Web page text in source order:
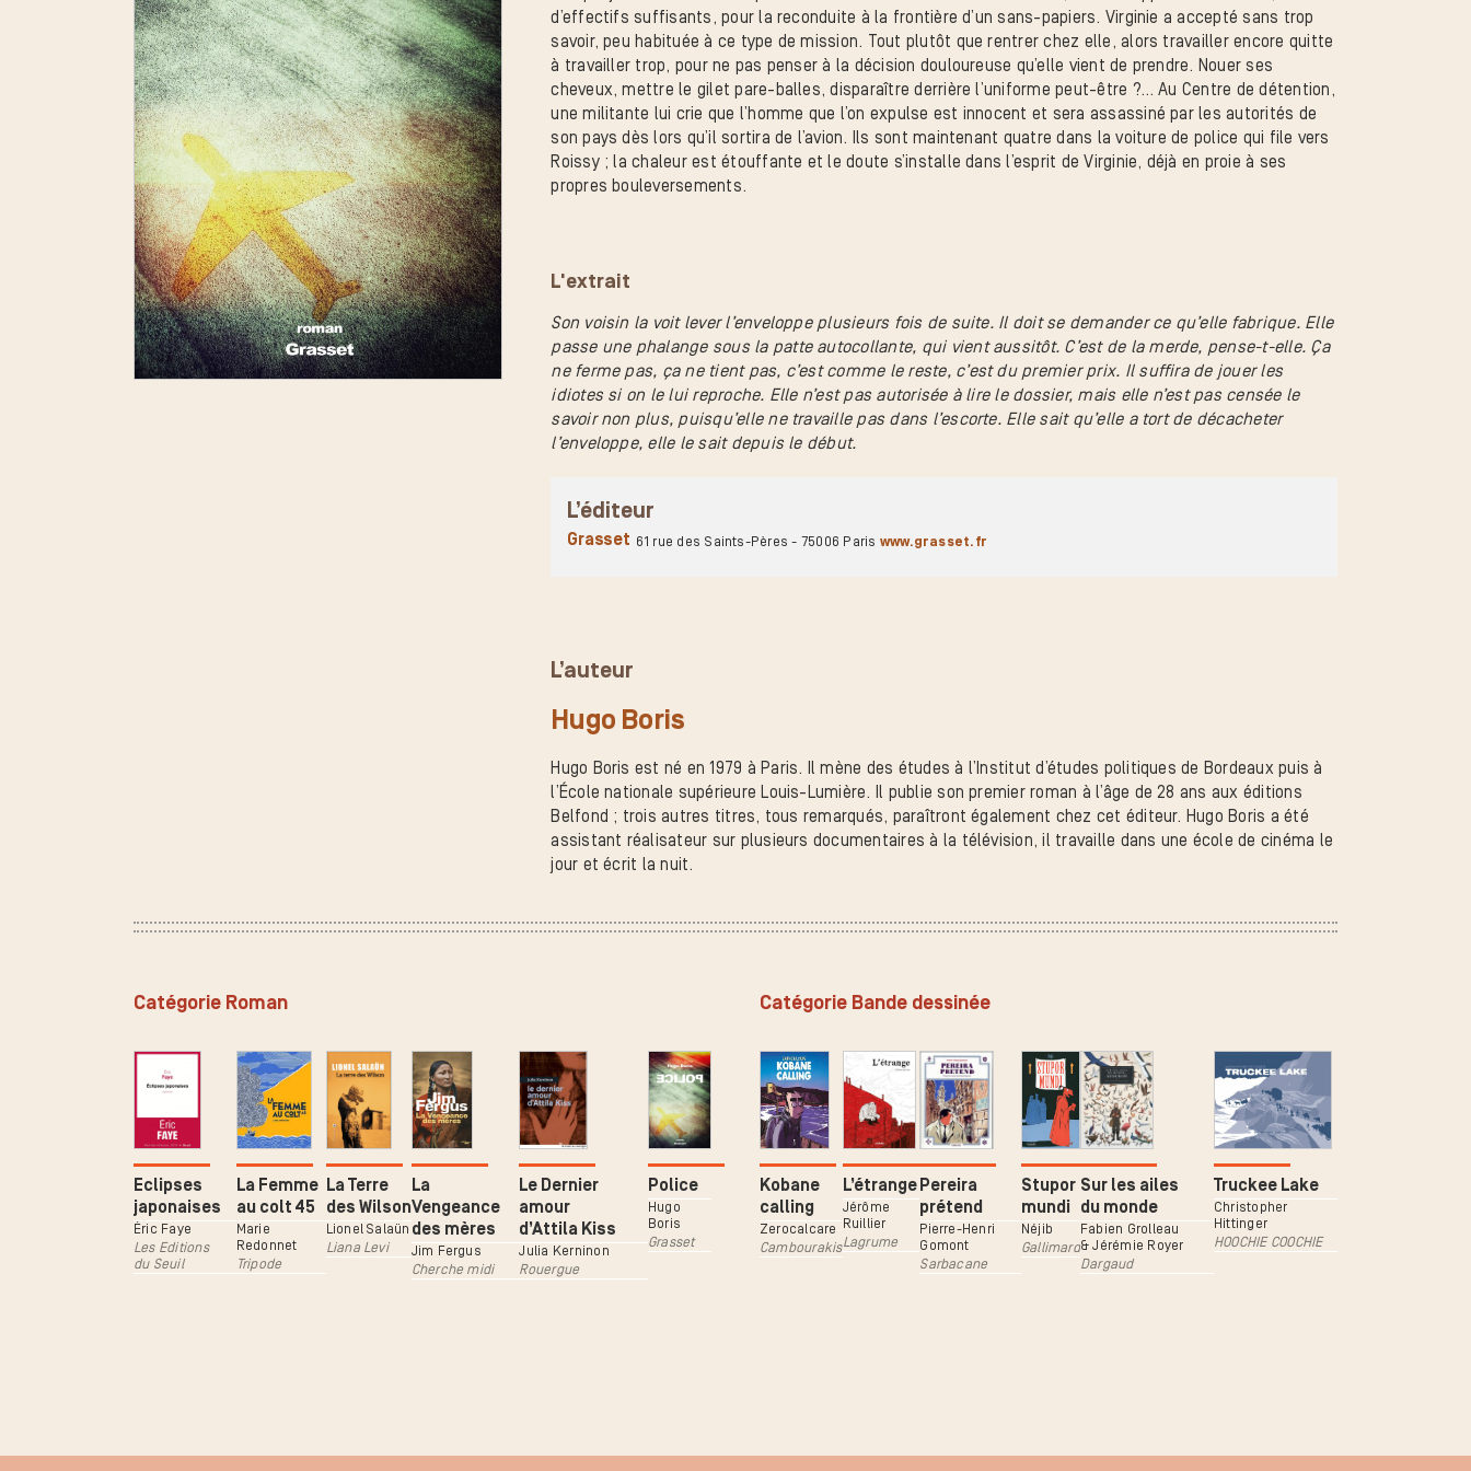
d’effectifs suffisants, pour la reconduite à la frontière d’un sans-papiers. Virginie a accepté sans trop
savoir, peu habituée à ce type de mission. Tout plutôt que rentrer chez elle, alors travailler encore quitte
à travailler trop, pour ne pas penser à la décision douloureuse qu’elle vient de prendre. Nouer ses
cheveux, mettre le gilet pare-balles, disparaître derrière l’uniforme peut-être ?… Au Centre de détention,
une militante lui crie que l’homme que l’on expulse est innocent et sera assassiné par les autorités de
son pays dès lors qu’il sortira de l’avion. Ils sont maintenant quatre dans la voiture de police qui file vers
Roissy ; la chaleur est étouffante et le doute s’installe dans l’esprit de Virginie, déjà en proie à ses
propres bouleversements.
L'extrait
Son voisin la voit lever l’enveloppe plusieurs fois de suite. Il doit se demander ce qu’elle fabrique. Elle
passe une phalange sous la patte autocollante, qui vient aussitôt. C’est de la merde, pense-t-elle. Ça
ne ferme pas, ça ne tient pas, c’est comme le reste, c’est du premier prix. Il suffira de jouer les
idiotes si on le lui reproche. Elle n’est pas autorisée à lire le dossier, mais elle n’est pas censée le
savoir non plus, puisqu’elle ne travaille pas dans l’escorte. Elle sait qu’elle a tort de décacheter
l’enveloppe, elle le sait depuis le début.
L’éditeur
Grasset 61 rue des Saints-Pères - 75006 Paris www.grasset.fr
L’auteur
Hugo Boris
Hugo Boris est né en 1979 à Paris. Il mène des études à l’Institut d’études politiques de Bordeaux puis à
l’École nationale supérieure Louis-Lumière. Il publie son premier roman à l’âge de 28 ans aux éditions
Belfond ; trois autres titres, tous remarqués, paraîtront également chez cet éditeur. Hugo Boris a été
assistant réalisateur sur plusieurs documentaires à la télévision, il travaille dans une école de cinéma le
jour et écrit la nuit.
Catégorie Roman
Eclipses
japonaises
Éric Faye
Les Editions
du Seuil
La Femme
au colt 45
Marie
Redonnet
Tripode
La Terre
des Wilson
Lionel Salaün
Liana Levi
La
Vengeance
des mères
Jim Fergus
Cherche midi
Le Dernier
amour
d’Attila Kiss
Julia Kerninon
Rouergue
Police
Hugo
Boris
Grasset
Catégorie Bande dessinée
Kobane
calling
Zerocalcare
Cambourakis
L’étrange
Jérôme
Ruillier
Lagrume
Pereira
prétend
Pierre-Henri
Gomont
Sarbacane
Stupor
mundi
Néjib
Gallimard
Sur les ailes
du monde
Fabien Grolleau
& Jérémie Royer
Dargaud
Truckee Lake
Christopher
Hittinger
HOOCHIE COOCHIE